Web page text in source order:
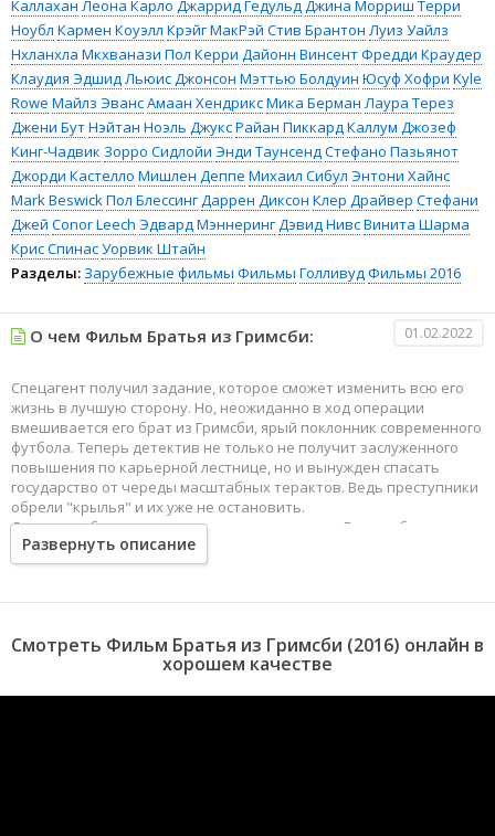
Каллахан Леона Карло Джаррид ГедульдДжина Морриш Терри
Ноубл Кармен Коуэлл Крэйг МакРэй Стив Брантон Луиз Уайлз
Нхланхла Мкхванази Пол Керри Дайонн ВинсентФредди Краудер
Клаудия ЭдшидЛьюис Джонсон Мэттью Болдуин Юсуф Хофри Kyle
Rowe Майлз ЭвансАмаан ХендриксМика Берман Лаура Терез
Джени БутНэйтан Ноэль ДжуксРайан ПиккардКаллум Джозеф
Кинг-Чадвик Зорро Сидлойи Энди ТаунсендСтефано Пазьянот
Джорди Кастелло Мишлен Деппе Михаил Сибул Энтони Хайнс
Mark BeswickПол БлессингДаррен Диксон Клер Драйвер Стефани
Джей Conor Leech Эдвард МэннерингДэвид НивсВинита Шарма
Крис СпинасУорвик Штайн
Разделы: Зарубежные фильмы Фильмы ГолливудФильмы 2016
О чем Фильм Братья из Гримсби: 01.02.2022
Спецагент получил задание, которое сможет изменить всю его
жизнь в лучшую сторону. Но, неожиданно в ход операции
вмешивается его брат из Гримсби, ярый поклонник современного
футбола. Теперь детектив не только не получит заслуженного
повышения по карьерной лестнице, но и вынужден спасать
государство от череды масштабных терактов. Ведь преступники
обрели "крылья" и их уже не остановить.
Спецагент берется за невыполнимую миссию. Ему необходимо
спасти от опасности своего родственника, который появился
словно гром среди ясного неба. Плюс ко всему прочему,
Нужно серьезно попотеть, чтобы реабилитироваться в глазах
Развернуть описание
Смотреть Фильм Братья из Гримсби (2016) онлайн в
хорошем качестве